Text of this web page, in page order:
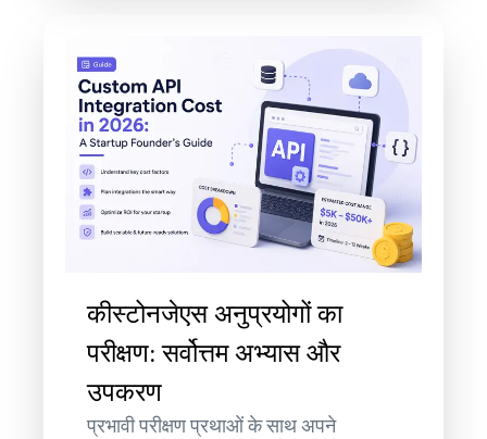
कीस्टोनजेएस अनुप्रयोगों का
परीक्षण: सर्वोत्तम अभ्यास और
उपकरण
प्रभावी परीक्षण प्रथाओं के साथ अपने